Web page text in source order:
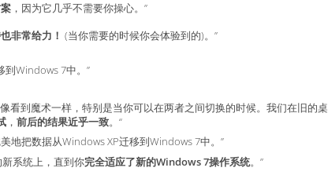
，因为它几乎不需要你操心。”
非常给力！ (当你需要的时候你会体验到的)。”
Windows 7中。”
看到魔术一样，特别是当你可以在两者之间切换的时候。我们在旧的桌
， 前后的结果近乎一致。“
地把数据从Windows XP迁移到Windows 7中。”
系统上，直到你完全适应了新的Windows 7操作系统。”